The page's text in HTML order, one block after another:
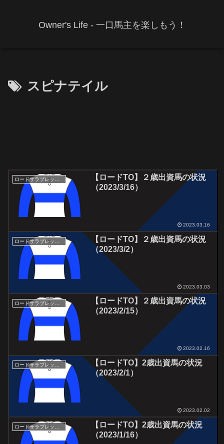
Owner's Life - 一口馬主を楽しもう！
スピナテイル
【ロードTO】２歳出資馬の状況
（2023/3/16）
2023.03.16
【ロードTO】２歳出資馬の状況
（2023/3/2）
2023.03.03
【ロードTO】２歳出資馬の状況
（2023/2/15）
2023.02.16
ロードサラブレッドオーナーズ
【ロードTO】2歳出資馬の状況
（2023/2/1）
2023.02.02
【ロードTO】2歳出資馬の状況
（2023/1/16）